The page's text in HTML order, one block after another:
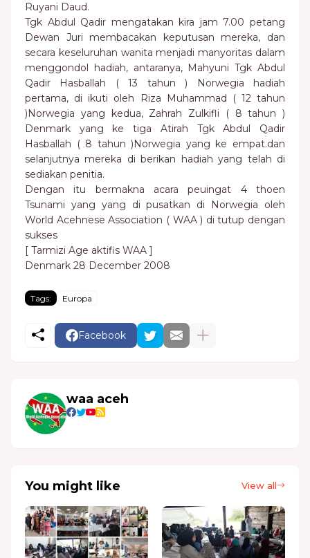
Ruyani Daud.
Tgk Abdul Qadir mengatakan kira jam 7.00 petang
Dewan Juri membacakan keputusan mereka, dan
secara keseluruhan wanita menjadi manyoritas dalam
menggondol hadiah, antaranya, Mahyuni Tgk Abdul
Qadir Hasballah ( 13 tahun ) Norwegia hadiah
pertama, di ikuti oleh Riza Muhammad ( 12 tahun
)Norwegia yang kedua, Zahrah Zulkifli ( 8 tahun )
Denmark yang ke tiga Atirah Tgk Abdul Qadir
Hasballah ( 8 tahun )Norwegia yang ke empat.dan
selanjutnya mereka di berikan hadiah yang telah di
sediakan penitia.
Dengan itu bermakna acara peuingat 4 thoen
Tsunami yang yang di pusatkan di Norwegia oleh
World Acehnese Association ( WAA ) di tutup dengan
sukses
[ Tarmizi Age aktifis WAA ]
Denmark 28 December 2008
Tags: Europa
Facebook
waa aceh
You might like View all